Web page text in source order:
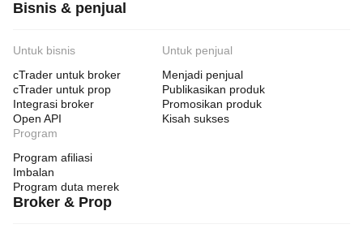
Bisnis & penjual
Untuk bisnis
cTrader untuk broker
cTrader untuk prop
Integrasi broker
Open API
Untuk penjual
Menjadi penjual
Publikasikan produk
Promosikan produk
Kisah sukses
Program
Program afiliasi
Imbalan
Program duta merek
Broker & Prop